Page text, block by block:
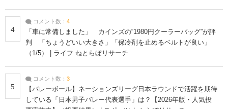
4
コメント数： 4
「車に常備しました」 カインズの“1980円クーラーバッグ”が評
判 「ちょうどいい大きさ」「保冷剤を止めるベルトが良い」
（1/5） | ライフ ねとらぼリサーチ
5
コメント数： 3
【バレーボール】ネーションズリーグ日本ラウンドで活躍を期待
している「日本男子バレー代表選手」は？【2026年版・人気投